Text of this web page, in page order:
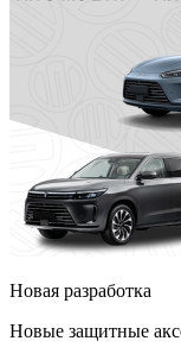
Новая разработка
Новые защитные